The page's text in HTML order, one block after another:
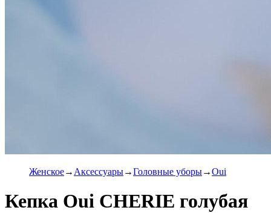
Женское Аксессуары Головные уборы Oui
Кепка Oui CHERIE голубая